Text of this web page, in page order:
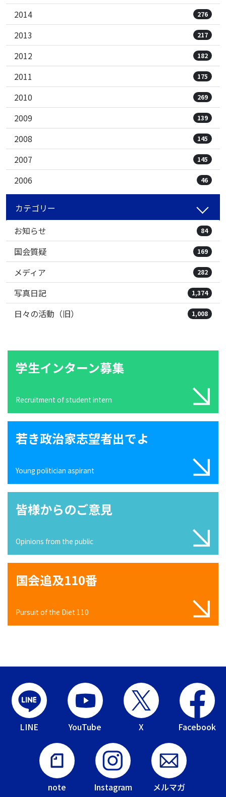
2014 276
2013 217
2012 182
2011 175
2010 269
2009 139
2008 145
2007 145
2006 46
カテゴリー
お知らせ
84
国会質疑 169
メディア 282
写真日記 1,374
日々の活動（旧） 1,008
学生インターン募集
Recruitment of student intern
若き政治家志望者出でよ
Young politician aspirant
皆様からのご意見
Opinions from the public
国会追及110番
Pursuit of the Diet 110
LINE YouTube X Facebook
note Instagram メルマガ